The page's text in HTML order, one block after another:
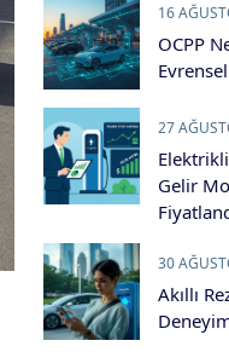
16
OCPP
27
Gelir
30
Akıllı